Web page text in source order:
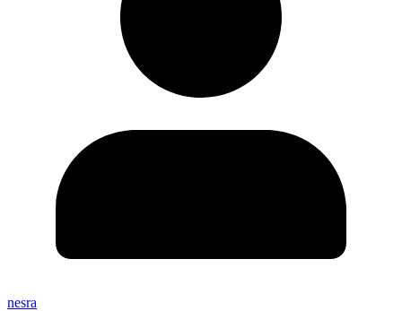
nesra